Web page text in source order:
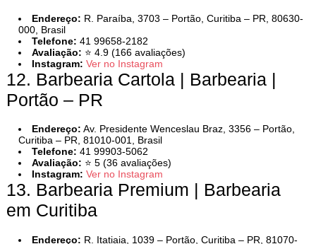
Endereço: R. Paraíba, 3703 – Portão, Curitiba – PR, 80630-
000, Brasil
Telefone: 41 99658-2182
Avaliação: ⭐ 4.9 (166 avaliações)
Instagram: Ver no Instagram
12. Barbearia Cartola | Barbearia |
Portão – PR
Endereço: Av. Presidente Wenceslau Braz, 3356 – Portão,
Curitiba – PR, 81010-001, Brasil
Telefone: 41 99903-5062
Avaliação: ⭐ 5 (36 avaliações)
Instagram: Ver no Instagram
13. Barbearia Premium | Barbearia
em Curitiba
Endereço: R. Itatiaia, 1039 – Portão, Curitiba – PR, 81070-